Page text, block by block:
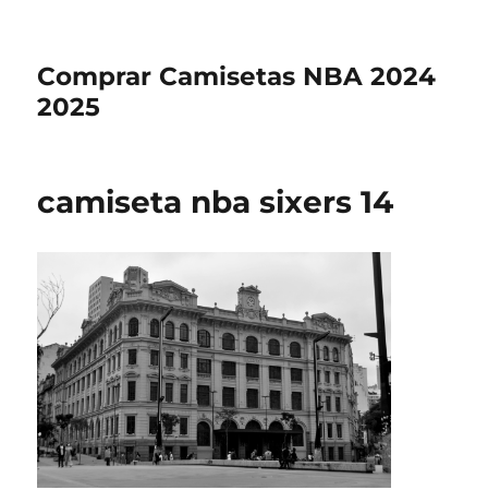
Comprar Camisetas NBA 2024
2025
camiseta nba sixers 14